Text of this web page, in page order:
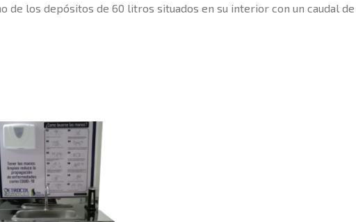
de los depósitos de 60 litros situados en su interior con un caudal